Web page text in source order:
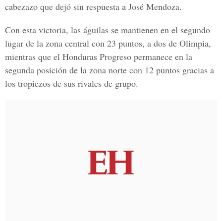
cabezazo que dejó sin respuesta a José Mendoza.
Con esta victoria, las águilas se mantienen en el segundo
lugar de la zona central con 23 puntos, a dos de Olimpia,
mientras que el Honduras Progreso permanece en la
segunda posición de la zona norte con 12 puntos gracias a
los tropiezos de sus rivales de grupo.